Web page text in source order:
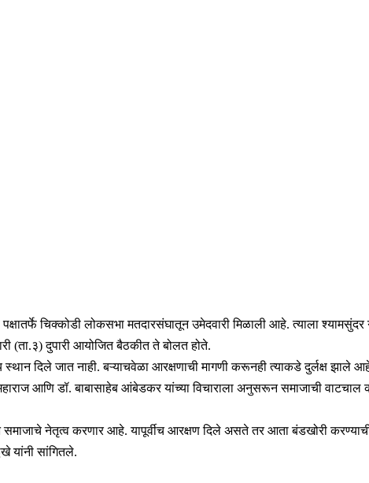
चिक्कोडी लोकसभा मतदारसंघातून उमेदवारी मिळाली आहे. त्याला
(ता.३) दुपारी आयोजित बैठकीत ते बोलत होते.
दिले जात नाही. बऱ्याचवेळा आरक्षणाची मागणी करूनही त्याकडे दुर्लक्ष झाले
आणि डॉ. बाबासाहेब आंबेडकर यांच्या विचाराला अनुसरून समाजाची
समाजाचे नेतृत्व करणार आहे. यापूर्वीच आरक्षण दिले असते तर आता बंडखोरी
यांनी सांगितले.